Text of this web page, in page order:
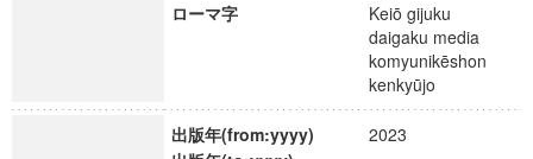
ローマ字
Keiō gijuku
daigaku media
komyunikēshon
kenkyūjo
出版年(from:yyyy)
2023